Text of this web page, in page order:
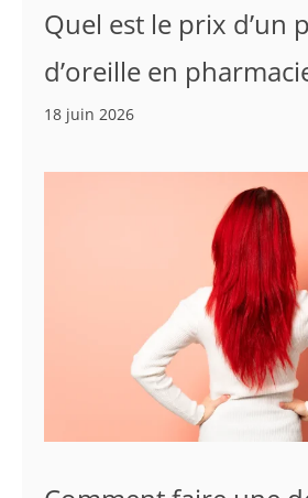
Quel est le prix d’un
d’oreille en
18 juin 2026